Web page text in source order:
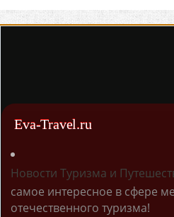
Eva-Travel.ru
Новости Туризма и
самое интересное в сфере
отечественного туризма!